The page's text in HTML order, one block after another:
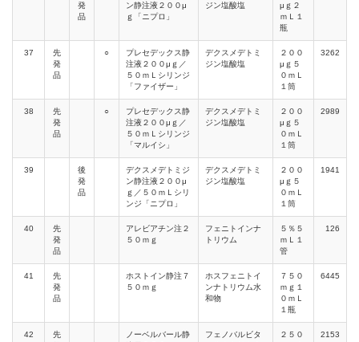
発
品
ン静注液２００μ
ｇ「ニプロ」
ジン塩酸塩
μｇ２
ｍＬ１
瓶
37
先
発
品
○
プレセデックス静
注液２００μｇ／
５０ｍＬシリンジ
「ファイザー」
デクスメデトミ
ジン塩酸塩
２００
μｇ５
０ｍＬ
１筒
3262
38
先
発
品
○
プレセデックス静
注液２００μｇ／
５０ｍＬシリンジ
「マルイシ」
デクスメデトミ
ジン塩酸塩
２００
μｇ５
０ｍＬ
１筒
2989
39
後
発
品
デクスメデトミジ
ン静注液２００μ
ｇ／５０ｍＬシリ
ンジ「ニプロ」
デクスメデトミ
ジン塩酸塩
２００
μｇ５
０ｍＬ
１筒
1941
40
先
発
品
アレビアチン注２
５０ｍｇ
フェニトインナ
トリウム
５％５
ｍＬ１
管
126
41
先
発
品
ホストイン静注７
５０ｍｇ
ホスフェニトイ
ンナトリウム水
和物
７５０
ｍｇ１
０ｍＬ
１瓶
6445
42
先
ノーベルバール静
フェノバルビタ
２５０
2153